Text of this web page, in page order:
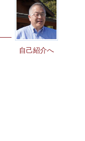
自己紹介へ